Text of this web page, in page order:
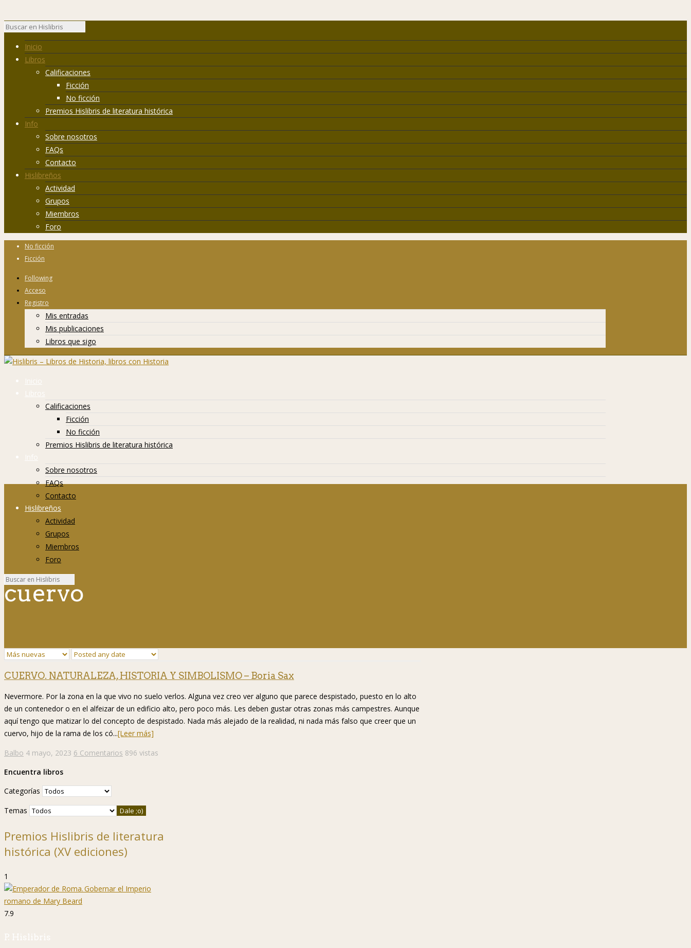
Inicio
Libros
Calificaciones
Ficción
No ficción
Premios Hislibris de literatura histórica
Info
Sobre nosotros
FAQs
Contacto
Hislibreños
Actividad
Grupos
Miembros
Foro
No ficción
Ficción
Following
Acceso
Registro
Mis entradas
Mis publicaciones
Libros que sigo
Inicio
Libros
Calificaciones
Ficción
No ficción
Premios Hislibris de literatura histórica
Info
Sobre nosotros
FAQs
Contacto
Hislibreños
Actividad
Grupos
Miembros
Foro
cuervo
CUERVO. NATURALEZA, HISTORIA Y SIMBOLISMO – Boria Sax
Nevermore. Por la zona en la que vivo no suelo verlos. Alguna vez creo ver alguno que parece despistado, puesto en lo alto
de un contenedor o en el alfeizar de un edificio alto, pero poco más. Les deben gustar otras zonas más campestres. Aunque
aquí tengo que matizar lo del concepto de despistado. Nada más alejado de la realidad, ni nada más falso que creer que un
cuervo, hijo de la rama de los có...[Leer más]
Balbo 4 mayo, 2023 6 Comentarios 896 vistas
Encuentra libros
Categorías
Temas
Premios Hislibris de literatura
histórica (XV ediciones)
1
7.9
P. Hislibris